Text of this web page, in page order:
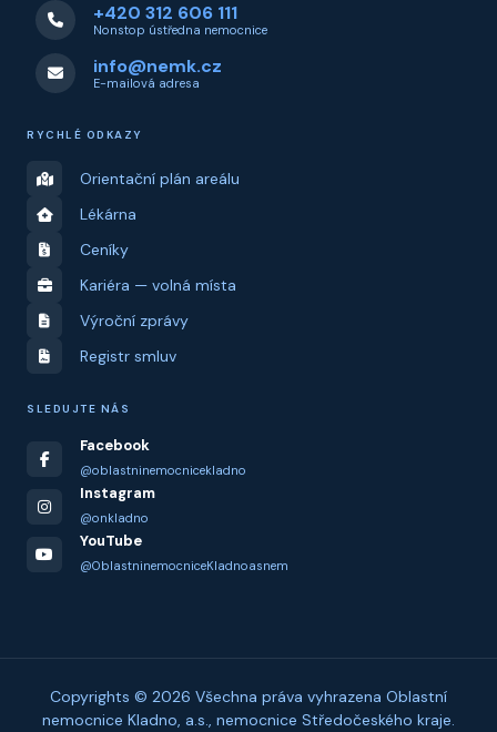
+420 312 606 111
Nonstop ústředna nemocnice
info@nemk.cz
E-mailová adresa
RYCHLÉ ODKAZY
Orientační plán areálu
Lékárna
Ceníky
Kariéra — volná místa
Výroční zprávy
Registr smluv
SLEDUJTE NÁS
Facebook
@oblastninemocnicekladno
Instagram
@onkladno
YouTube
@OblastninemocniceKladnoasnem
Copyrights © 2026 Všechna práva vyhrazena Oblastní
nemocnice Kladno, a.s., nemocnice Středočeského kraje.